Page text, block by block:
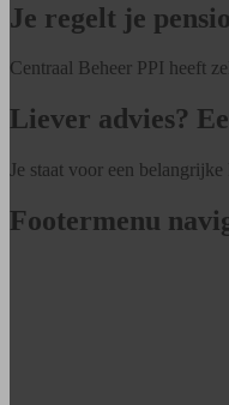
Je regelt je
Centraal Beheer PPI heeft
Liever advies?
Je staat voor een
Footermenu